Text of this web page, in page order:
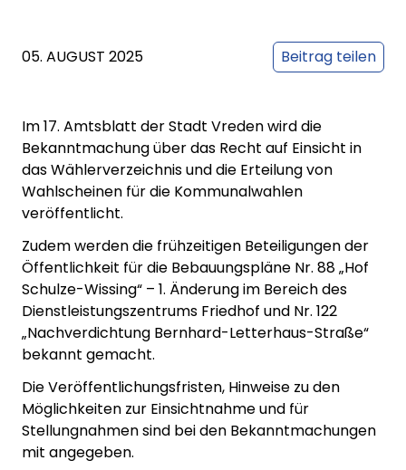
05. AUGUST 2025 Beitrag teilen
Im 17. Amtsblatt der Stadt Vreden wird die
Bekanntmachung über das Recht auf Einsicht in
das Wählerverzeichnis und die Erteilung von
Wahlscheinen für die Kommunalwahlen
veröffentlicht.
Zudem werden die frühzeitigen Beteiligungen der
Öffentlichkeit für die Bebauungspläne Nr. 88 „Hof
Schulze-Wissing“ – 1. Änderung im Bereich des
Dienstleistungszentrums Friedhof und Nr. 122
„Nachverdichtung Bernhard-Letterhaus-Straße“
bekannt gemacht.
Die Veröffentlichungsfristen, Hinweise zu den
Möglichkeiten zur Einsichtnahme und für
Stellungnahmen sind bei den Bekanntmachungen
mit angegeben.